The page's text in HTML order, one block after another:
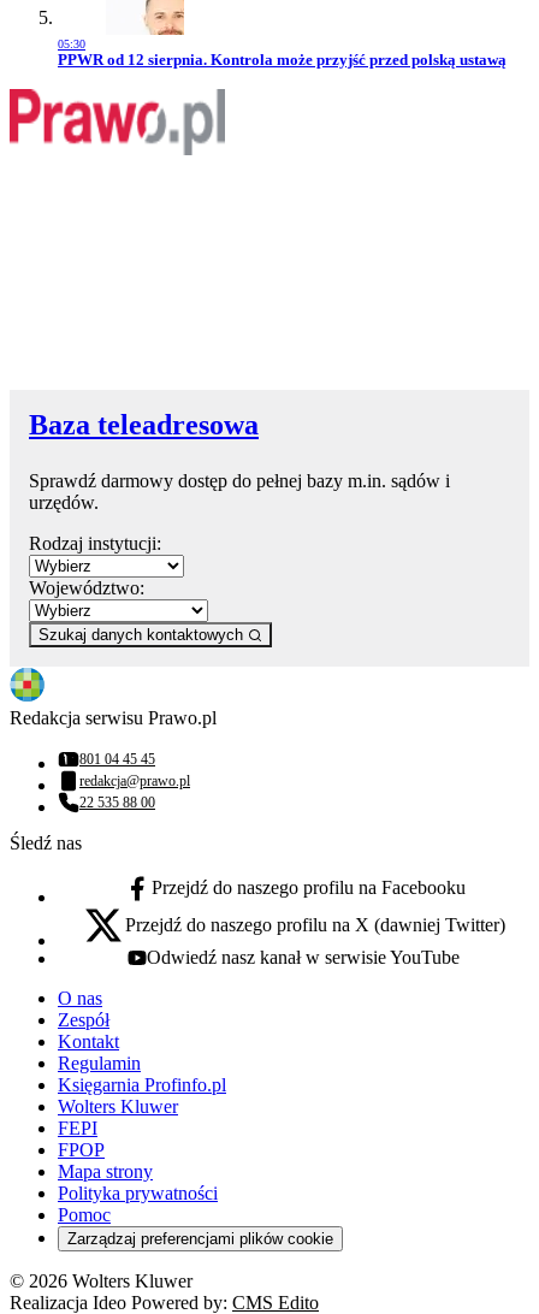
05:30
Przejdź do artykułu:
PPWR od 12 sierpnia. Kontrola może przyjść przed polską ustawą
Baza teleadresowa
Sprawdź darmowy dostęp do pełnej bazy m.in. sądów i
urzędów.
Rodzaj instytucji:
Województwo:
Szukaj danych kontaktowych
Redakcja serwisu Prawo.pl
Numer telefonu:
801 04 45 45
Adres email:
redakcja@prawo.pl
Numer telefonu:
22 535 88 00
Śledź nas
facebook - otwiera się w nowej karcie
Przejdź do naszego profilu na Facebooku
x - otwiera się w nowej karcie
Przejdź do naszego profilu na X (dawniej Twitter)
youtube - otwiera się w nowej karcie
Odwiedź nasz kanał w serwisie YouTube
O nas
Zespół
Kontakt
Regulamin
Księgarnia Profinfo.pl
Wolters Kluwer
FEPI
FPOP
Mapa strony
Polityka prywatności
Pomoc
Zarządzaj preferencjami plików cookie
© 2026 Wolters Kluwer
Realizacja Ideo Powered by: CMS Edito